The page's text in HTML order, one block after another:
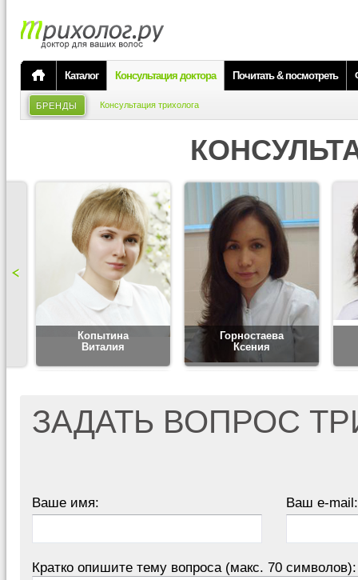
Каталог Консультация доктора Почитать & посмотреть
БРЕНДЫ Консультация трихолога
Копытина
Виталия
Горностаева
Ксения
ЗАДАТЬ ВОПРОС
Ваше имя: Ваш e-mail:
Кратко опишите тему вопроса (макс. 70 символов):